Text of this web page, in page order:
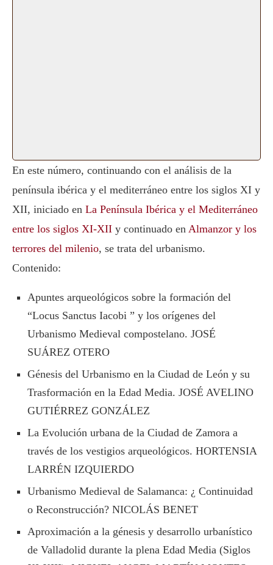
En este número, continuando con el análisis de la
península ibérica y el mediterráneo entre los siglos XI y
XII, iniciado en La Península Ibérica y el Mediterráneo
entre los siglos XI-XII y continuado en Almanzor y los
terrores del milenio, se trata del urbanismo.
Contenido:
Apuntes arqueológicos sobre la formación del
“Locus Sanctus Iacobi ” y los orígenes del
Urbanismo Medieval compostelano. JOSÉ
SUÁREZ OTERO
Génesis del Urbanismo en la Ciudad de León y su
Trasformación en la Edad Media. JOSÉ AVELINO
GUTIÉRREZ GONZÁLEZ
La Evolución urbana de la Ciudad de Zamora a
través de los vestigios arqueológicos. HORTENSIA
LARRÉN IZQUIERDO
Urbanismo Medieval de Salamanca: ¿ Continuidad
o Reconstrucción? NICOLÁS BENET
Aproximación a la génesis y desarrollo urbanístico
de Valladolid durante la plena Edad Media (Siglos